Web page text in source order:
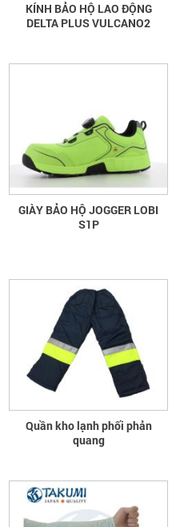
KÍNH BẢO HỘ LAO ĐỘNG
DELTA PLUS VULCANO2
GIÀY BẢO HỘ JOGGER LOBI
S1P
Quần kho lạnh phối phản
quang